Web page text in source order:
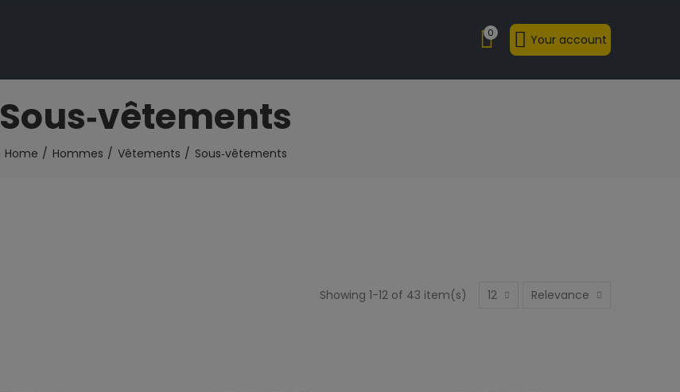
0 Your account
Sous‑vêtements
Home Hommes Vêtements Sous‑vêtements
Showing 1-12 of 43 item(s) 12 Relevance